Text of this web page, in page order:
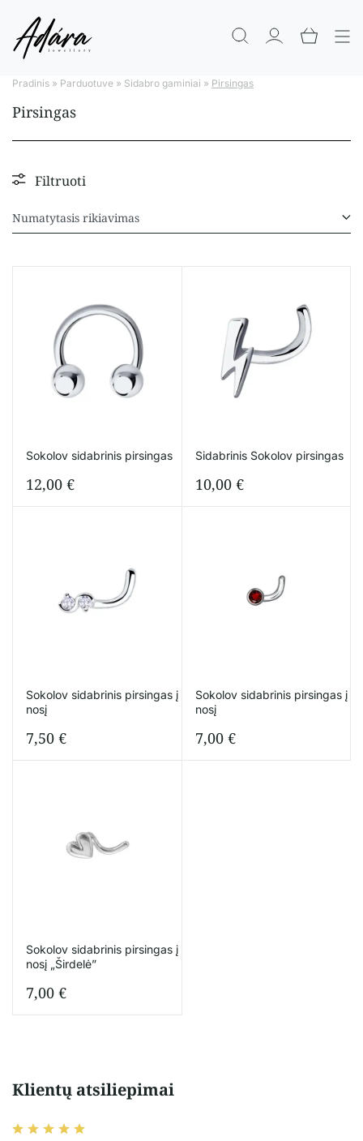
Pradinis » Parduotuve » Sidabro gaminiai » Pirsingas
Pirsingas
Filtruoti
Sokolov sidabrinis pirsingas
12,00 €
Sidabrinis Sokolov pirsingas
10,00 €
Sokolov sidabrinis pirsingas į
nosį
7,50 €
Sokolov sidabrinis pirsingas į
nosį
7,00 €
Sokolov sidabrinis pirsingas į
nosį „Širdelė”
7,00 €
Klientų atsiliepimai